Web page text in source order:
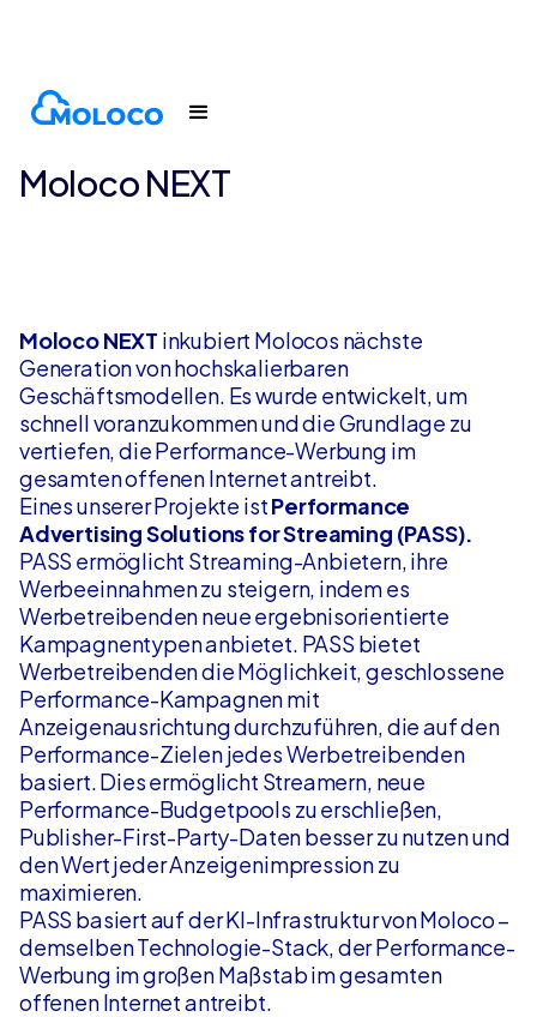
Produkte Moloco Next
Moloco NEXT
Moloco NEXT inkubiert Molocos nächste
Generation von hochskalierbaren
Geschäftsmodellen. Es wurde entwickelt, um
schnell voranzukommen und die Grundlage zu
vertiefen, die Performance-Werbung im
gesamten offenen Internet antreibt.
Eines unserer Projekte istPerformance
Advertising Solutions for Streaming (PASS).
PASS ermöglicht Streaming-Anbietern, ihre
Werbeeinnahmen zu steigern, indem es
Werbetreibenden neue ergebnisorientierte
Kampagnentypen anbietet. PASS bietet
Werbetreibenden die Möglichkeit, geschlossene
Performance-Kampagnen mit
Anzeigenausrichtung durchzuführen, die auf den
Performance-Zielen jedes Werbetreibenden
basiert. Dies ermöglicht Streamern, neue
Performance-Budgetpools zu erschließen,
Publisher-First-Party-Daten besser zu nutzen und
den Wert jeder Anzeigenimpression zu
maximieren.
PASS basiert auf der KI-Infrastruktur von Moloco –
demselben Technologie-Stack, der Performance-
Werbung im großen Maßstab im gesamten
offenen Internet antreibt.